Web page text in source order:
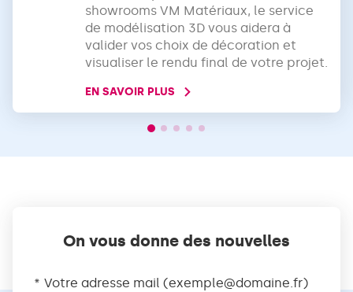
showrooms VM Matériaux, le service
de modélisation 3D vous aidera à
valider vos choix de décoration et
visualiser le rendu final de votre projet.
EN SAVOIR PLUS
On vous donne des nouvelles
Votre adresse mail (exemple@domaine.fr)